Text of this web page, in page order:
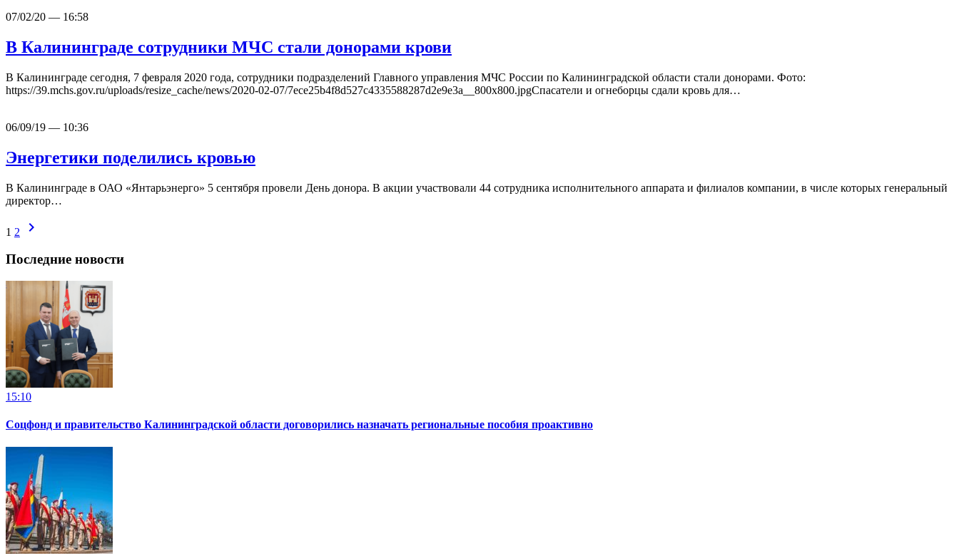
07/02/20 — 16:58
В Калининграде сотрудники МЧС стали донорами крови
В Калининграде сегодня, 7 февраля 2020 года, сотрудники подразделений Главного управления МЧС России по Калининградской области стали донорами. Фото:
https://39.mchs.gov.ru/uploads/resize_cache/news/2020-02-07/7ece25b4f8d527c4335588287d2e9e3a__800x800.jpgСпасатели и огнеборцы сдали кровь для…
06/09/19 — 10:36
Энергетики поделились кровью
В Калининграде в ОАО «Янтарьэнерго» 5 сентября провели День донора. В акции участвовали 44 сотрудника исполнительного аппарата и филиалов компании, в числе которых генеральный
директор…
1 2 chevron_right
Последние новости
15:10
Соцфонд и правительство Калининградской области договорились назначать региональные пособия проактивно